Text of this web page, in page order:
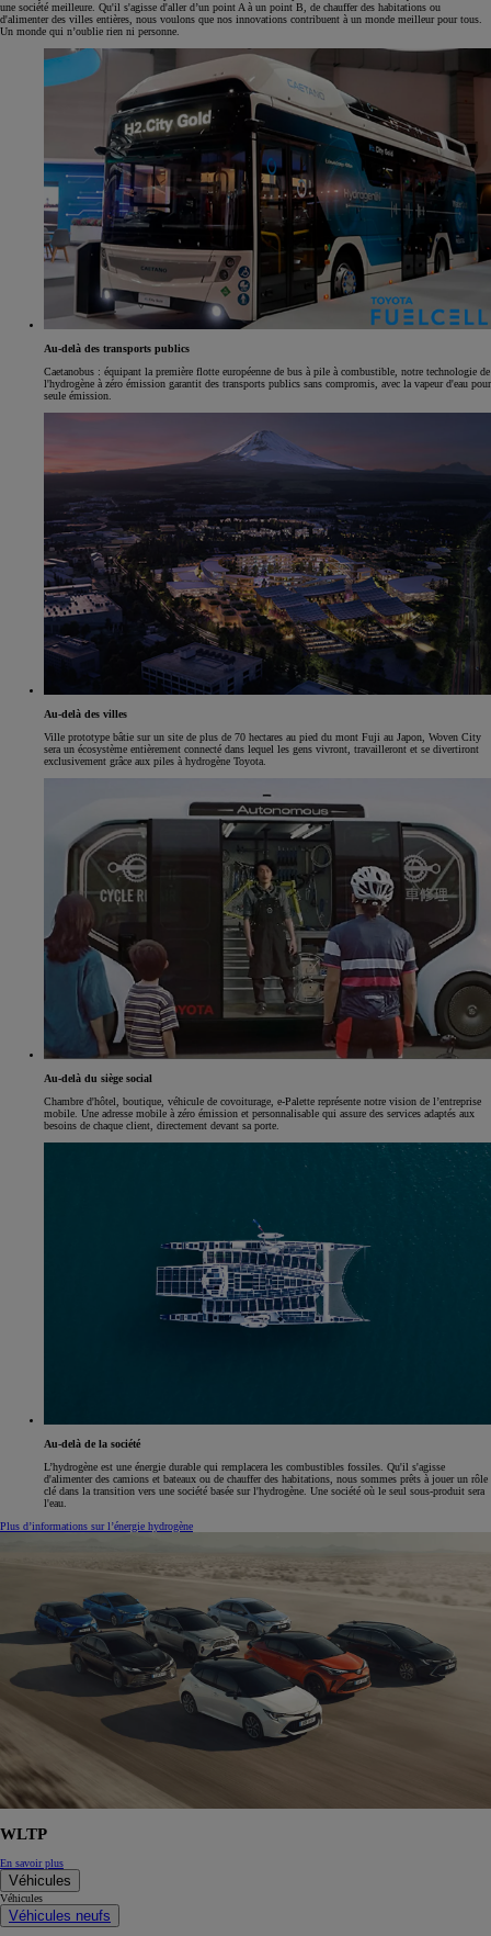
une société meilleure. Qu'il s'agisse d'aller d’un point A à un point B, de chauffer des habitations ou
d'alimenter des villes entières, nous voulons que nos innovations contribuent à un monde meilleur pour tous.
Un monde qui n’oublie rien ni personne.
Au-delà des transports publics
Caetanobus : équipant la première flotte européenne de bus à pile à combustible, notre technologie de
l'hydrogène à zéro émission garantit des transports publics sans compromis, avec la vapeur d'eau pour
seule émission.
Au-delà des villes
Ville prototype bâtie sur un site de plus de 70 hectares au pied du mont Fuji au Japon, Woven City
sera un écosystème entièrement connecté dans lequel les gens vivront, travailleront et se divertiront
exclusivement grâce aux piles à hydrogène Toyota.
Au-delà du siège social
Chambre d'hôtel, boutique, véhicule de covoiturage, e-Palette représente notre vision de l’entreprise
mobile. Une adresse mobile à zéro émission et personnalisable qui assure des services adaptés aux
besoins de chaque client, directement devant sa porte.
Au-delà de la société
L’hydrogène est une énergie durable qui remplacera les combustibles fossiles. Qu'il s'agisse
d'alimenter des camions et bateaux ou de chauffer des habitations, nous sommes prêts à jouer un rôle
clé dans la transition vers une société basée sur l'hydrogène. Une société où le seul sous-produit sera
l'eau.
Plus d’informations sur l’énergie hydrogène
WLTP
En savoir plus
Véhicules
Véhicules
Véhicules neufs